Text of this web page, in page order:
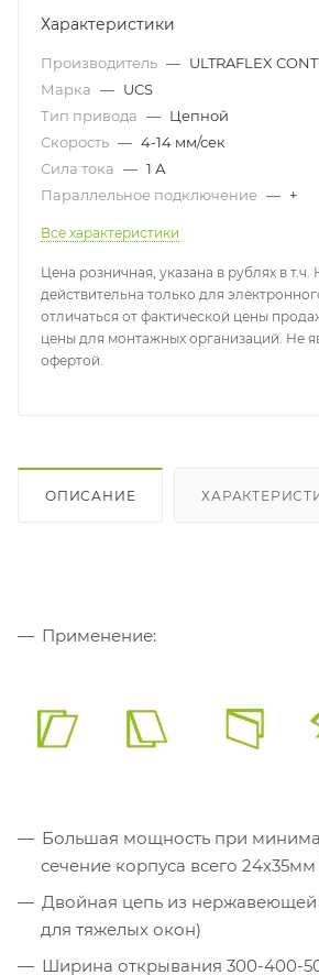
Характеристики
Производитель — ULTRAFLEX
Марка — UCS
Тип привода — Цепной
Скорость — 4-14 мм/сек
Сила тока — 1 А
Параллельное подключение — +
Все характеристики
Цена розничная, указана в рублях в т.ч.
действительна только для
отличаться от фактической цены
цены для монтажных организаций. Не
офертой.
ОПИСАНИЕ
Применение:
Большая мощность при
сечение корпуса всего 24х35мм
Двойная цепь из нержавеющей
для тяжелых окон)
Ширина открывания 300-400-